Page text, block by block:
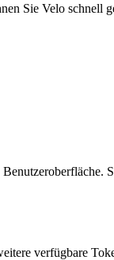
Sie Velo schnell
verfügbare